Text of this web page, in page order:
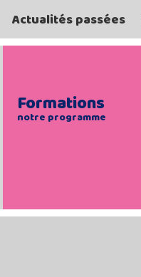
Actualités passées
Formations
notre programme